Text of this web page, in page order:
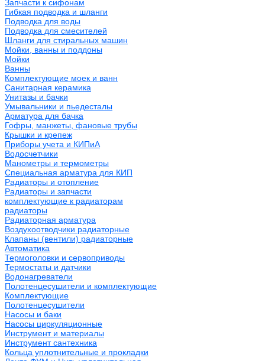
Запчасти к сифонам
Гибкая подводка и шланги
Подводка для воды
Подводка для смесителей
Шланги для стиральных машин
Мойки, ванны и поддоны
Мойки
Ванны
Комплектующие моек и ванн
Санитарная керамика
Унитазы и бачки
Умывальники и пьедесталы
Арматура для бачка
Гофры, манжеты, фановые трубы
Крышки и крепеж
Приборы учета и КИПиА
Водосчетчики
Манометры и термометры
Специальная арматура для КИП
Радиаторы и отопление
Радиаторы и запчасти
комплектующие к радиаторам
радиаторы
Радиаторная арматура
Воздухоотводчики радиаторные
Клапаны (вентили) радиаторные
Автоматика
Термоголовки и сервоприводы
Термостаты и датчики
Водонагреватели
Полотенцесушители и комплектующие
Комплектующие
Полотенцесушители
Насосы и баки
Насосы циркуляционные
Инструмент и материалы
Инструмент сантехника
Кольца уплотнительные и прокладки